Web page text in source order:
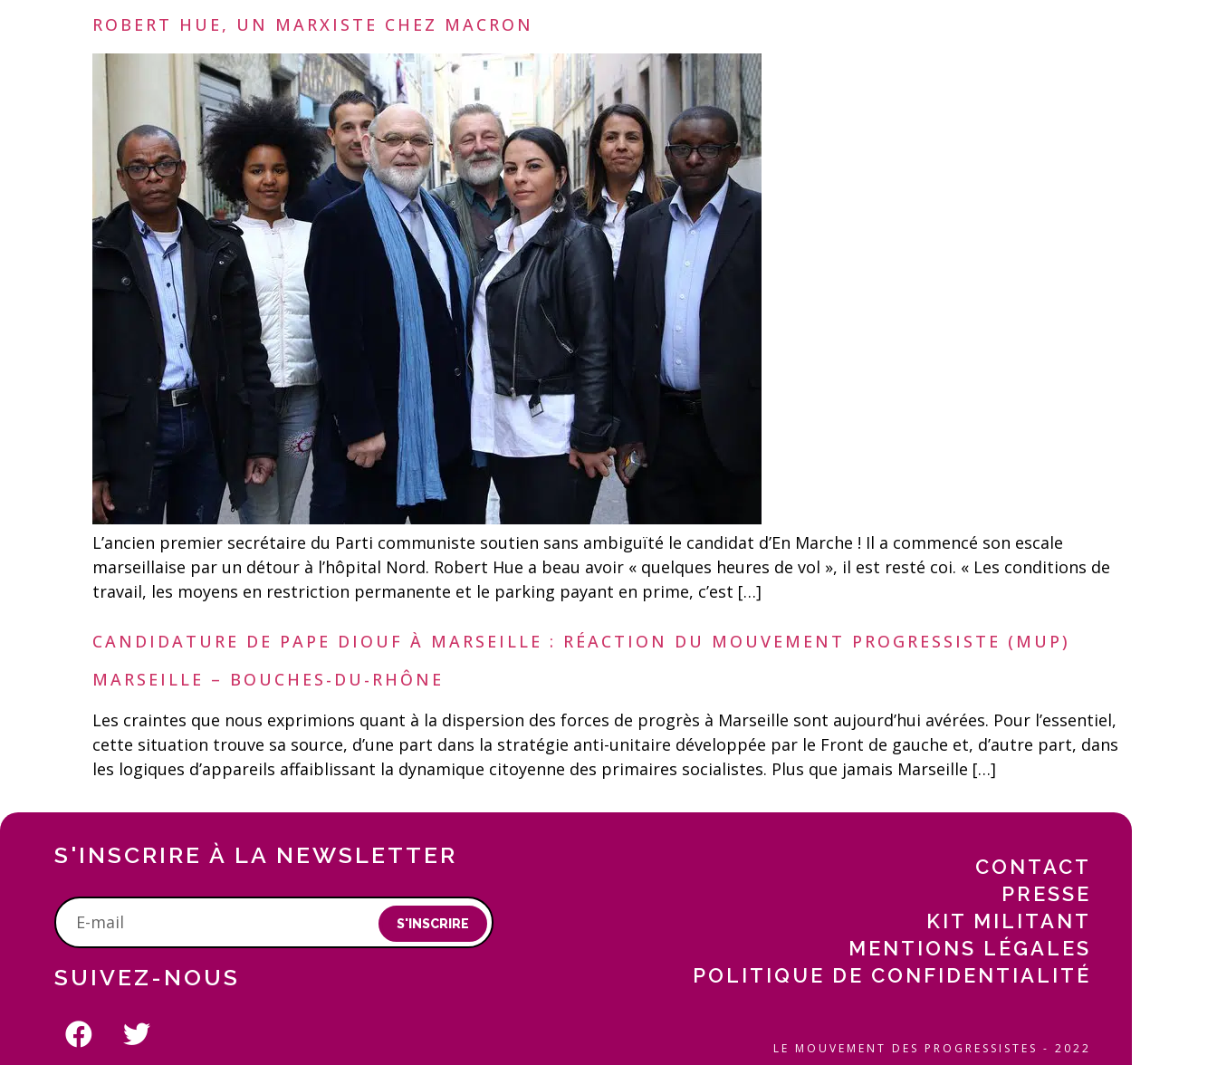
ROBERT HUE, UN MARXISTE CHEZ MACRON
L’ancien premier secrétaire du Parti communiste soutien sans ambiguïté le candidat d’En Marche ! Il a commencé son escale
marseillaise par un détour à l’hôpital Nord. Robert Hue a beau avoir « quelques heures de vol », il est resté coi. « Les conditions de
travail, les moyens en restriction permanente et le parking payant en prime, c’est […]
CANDIDATURE DE PAPE DIOUF À MARSEILLE : RÉACTION DU MOUVEMENT PROGRESSISTE (MUP)
MARSEILLE – BOUCHES-DU-RHÔNE
Les craintes que nous exprimions quant à la dispersion des forces de progrès à Marseille sont aujourd’hui avérées. Pour l’essentiel,
cette situation trouve sa source, d’une part dans la stratégie anti-unitaire développée par le Front de gauche et, d’autre part, dans
les logiques d’appareils affaiblissant la dynamique citoyenne des primaires socialistes. Plus que jamais Marseille […]
S'INSCRIRE À LA NEWSLETTER
S'INSCRIRE
SUIVEZ-NOUS
CONTACT
PRESSE
KIT MILITANT
MENTIONS LÉGALES
POLITIQUE DE CONFIDENTIALITÉ
LE MOUVEMENT DES PROGRESSISTES - 2022